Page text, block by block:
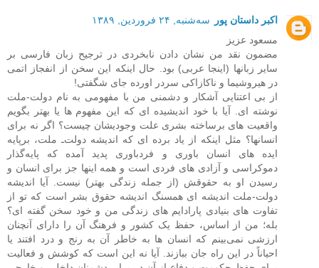
اکبر داستان پور
سه‌شنبه, ۲۴ فروردین, ۱۳۸۹
مسعود عزیز
مضمون نقد من نشان دادن نابخردی در ترجیح زبان فارسی بر
سایر زبانها (اینجا عربی) بود. حال اینکه این سخن از انفجاز اتمی
در هیروشیما و ناکازاکی سردر اورده جای شگفتی!
از بی اعتنایی آشکار و دشمنی من با مفهومی به نام دولت-ملت
نوشته ای. آیا با خود اندیشیده ای که این مفهوم ها یا بهتر بگویم
واقعیت های برساخته بشری علت وجودیشان چیست؟ اگر نه برای
انسانها؟ مثل اینکه از یاد برده ای که اندیشه دولت‌ـ ملت‌، برپایه‌
ایده ‌های انسان‌ باوری و فردباوری پدید آمده که پایه‌گذار
دموکراسی و آزادی‌ های فردی‌ است و همه اینها جز برای انسان و
رسیدن او به حقوقش (از جمله زندگی بهتر) نیست. آیا اندیشه
دولت-ملت اندیشه ای همسنگ اندیشه حقوق بشر است که تو از
تفاوت های بنیادی پارادایم های زندگی من و خود سخن گفته ای؟
بله؛ من از اساس، حفظ یک کشور و فرهنگ آن را دارای آنچنان
ارزشی نمی‌بینم که انسان ‌ها به خاطر آن به رنج و درد افتند یا
احیاناً در این راه جان ببازند. آیا نه این است که کوشش و فعالیت